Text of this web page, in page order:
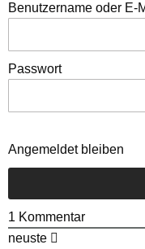
Benutzername oder E-
Passwort
Angemeldet bleiben
1 Kommentar
neuste